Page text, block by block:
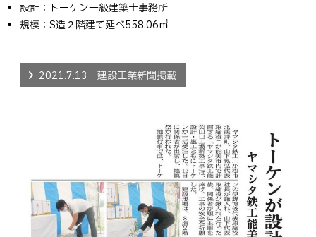
設計：トーケン一級建築士事務所
規模：S造２階建て延べ558.06㎡
2021.7.13 建設工業新聞掲載